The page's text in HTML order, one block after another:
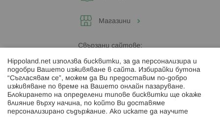
Магазини
Свързани сайтове:
Hippoland.ro
Последвайте ни:
Hippoland.net използва бисквитки, за да персонализира и
подобри Вашето изживяване в сайта. Избирайки бутона
“Съгласявам се”, можем да Ви предоставим по-добро
изживяване по време на Вашето онлайн пазаруване.
Блокирането на определени типове бисквитки ще окаже
влияние върху начина, по който Ви доставяме
персонализирано съдържание. Ако искате да научите